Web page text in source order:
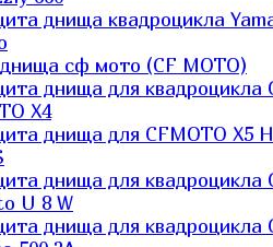
днища квадроцикла
сф мото (CF MOTO)
днища для квадроцикла
X4
днища для CFMOTO X5
днища для квадроцикла
U 8 W
днища для квадроцикла